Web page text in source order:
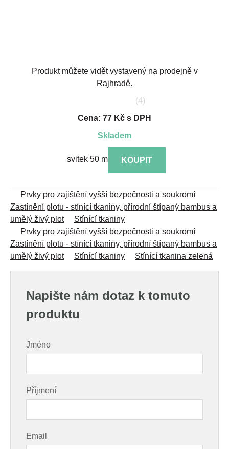
Produkt můžete vidět vystavený na prodejně v
Rajhradě.
(4)
Cena: 77 Kč s DPH
skladem
svitek 50 m KOUPIT
Prvky pro zajištění vyšší bezpečnosti a soukromí
Zastínění plotu - stínící tkaniny, přírodní štípaný bambus a
umělý živý plot
Stínící tkaniny
Prvky pro zajištění vyšší bezpečnosti a soukromí
Zastínění plotu - stínící tkaniny, přírodní štípaný bambus a
umělý živý plot
Stínící tkaniny Stínící tkanina zelená
Napište nám dotaz k tomuto
produktu
Jméno
Příjmení
Email